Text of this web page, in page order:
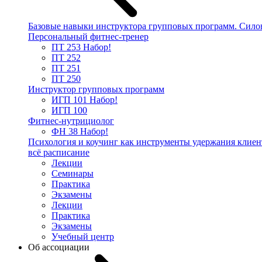
Базовые навыки инструктора групповых программ.
Персональный фитнес-тренер
ПТ 253 Набор!
ПТ 252
ПТ 251
ПТ 250
Инструктор групповых программ
ИГП 101 Набор!
ИГП 100
Фитнес-нутрициолог
ФН 38 Набор!
Психология и коучинг как инструменты удержания
всё расписание
Лекции
Семинары
Практика
Экзамены
Лекции
Практика
Экзамены
Учебный центр
Об ассоциации